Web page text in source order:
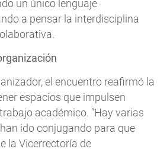
un único lenguaje
a pensar la interdisciplina
el encuentro reafirmó la
espacios que impulsen
académico. “Hay varias
ido conjugando para que
la Vicerrectoría de